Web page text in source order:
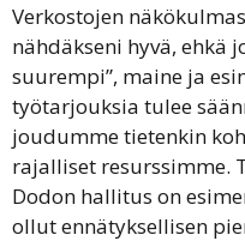
Verkostojen
nähdäkseni hyvä, ehkä
suurempi”, maine ja
työtarjouksia tulee
joudumme tietenkin
rajalliset resurssimme.
Dodon hallitus on
ollut ennätyksellisen